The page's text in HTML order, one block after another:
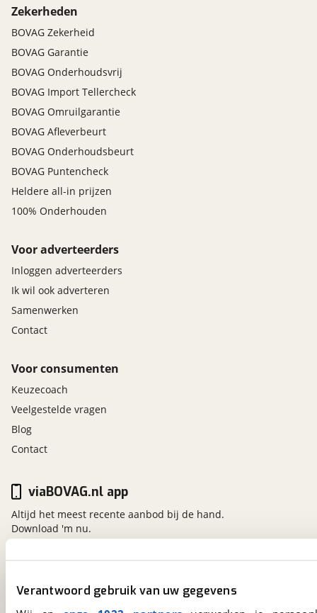
Verantwoord gebruik van uw gegevens
Zekerheden
BOVAG Zekerheid
BOVAG Garantie
BOVAG Onderhoudsvrij
BOVAG Import Tellercheck
BOVAG Omruilgarantie
BOVAG Afleverbeurt
BOVAG Onderhoudsbeurt
BOVAG Puntencheck
Heldere all-in prijzen
100% Onderhouden
Voor adverteerders
Inloggen adverteerders
Ik wil ook adverteren
Samenwerken
Contact
Voor consumenten
Keuzecoach
Veelgestelde vragen
Blog
Contact
viaBOVAG.nl
viaBOVAG.nl app
Altijd het meest recente aanbod bij de hand.
Download 'm nu.